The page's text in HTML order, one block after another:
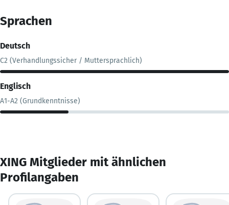
Sprachen
Deutsch
C2 (Verhandlungssicher / Muttersprachlich)
Englisch
A1-A2 (Grundkenntnisse)
XING Mitglieder mit ähnlichen
Profilangaben